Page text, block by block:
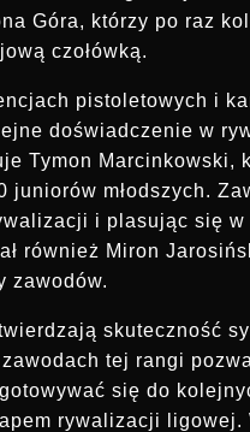
Góra, którzy po raz
czołówką.
pistoletowych i
doświadczenie w
Tymon Marcinkowski,
młodszych.
i plasując się w
również Miron
zawodów.
skuteczność
tej rangi
się do
rywalizacji